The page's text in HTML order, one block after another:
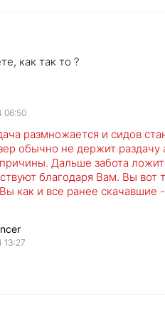
как так то ?
06:50
размножается и сидов
обычно не держит
Дальше забота
благодаря Вам. Вы вот
как и все ранее скачавшие
13:27